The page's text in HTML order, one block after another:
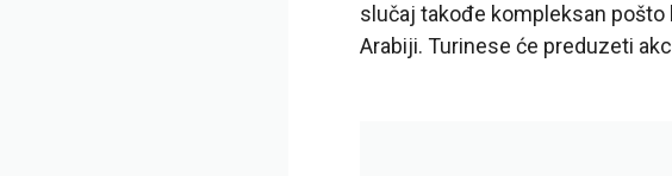
slučaj takođe kompleksan pošto
Arabiji. Turinese će preduzeti